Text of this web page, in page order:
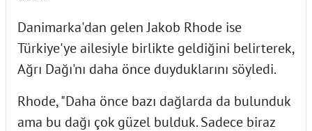
Danimarka'dan gelen Jakob Rhode ise
Türkiye'ye ailesiyle birlikte geldiğini belirterek,
Ağrı Dağı'nı daha önce duyduklarını söyledi.
Rhode, "Daha önce bazı dağlarda da bulunduk
ama bu dağı çok güzel bulduk. Sadece biraz